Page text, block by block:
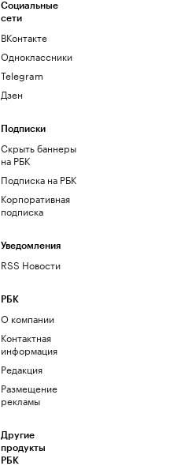
Социальные
сети
ВКонтакте
Одноклассники
Telegram
Дзен
Подписки
Скрыть баннеры
на РБК
Подписка на РБК
Корпоративная
подписка
Уведомления
RSS Новости
РБК
О компании
Контактная
информация
Редакция
Размещение
рекламы
Другие
продукты
РБК